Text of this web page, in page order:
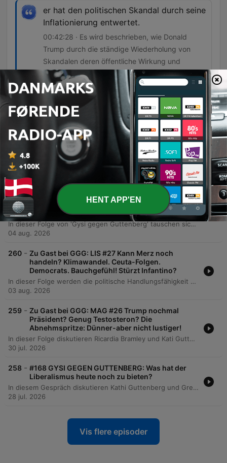
er hat den politischen Skandal durch seine
Inflationierung entwertet.
00:42:28 · Es wird beschrieben, wie Donald
Trump durch die ständige Wiederholung von
Skandalen deren öffentliche Wirkung und
Empörungswert reduziert hat.
Episoder
262 - Zu Gast bei GGG: MAG #27 Keine Steuern für
Trump?, Von Democrat zu Socialist, Hollywood
ohne Frauen?, 100.000$ Tweets!
In dieser Folge von 'Make America Good Again' diskutieren Ricardia Bramley und Katja Guttenberg aktuelle US-Schlagzeilen, darunter die Nominierung von Todd Blanche zum Justizminister sowie die politische Radikalisierung innerhalb der US-Demokraten durch Gruppen wie die DSA. Zudem werden kuriose 'Only in America'-Geschichten über eine Boa Constrictor im Unterricht und einen Waschbären in Seattle präsentiert. Darüber hinaus thematisieren die Podcaster die Repräsentation von Minderheiten und Ästhetik im Film, wobei sie den Bechdel-Test kritisch hinterfragen. Abschließend wird die mediale Strategie von Donald Trump bezüglich 'Truth Social' sowie die zunehmende Kommerzialisierung politischer Ereignisse besprochen.
06 aug. 2026
261 - #169 GYSI GEGEN GUTTENBERG: Sommer statt
Politik. Zwischen Rückzug, Reisen und
Erinnerungen
In dieser Folge von 'Gysi gegen Guttenberg' tauschen sich die Moderatoren auf eine sehr persönliche Weise über den Sommer aus. Sie beantworten Fragen der Zuhörer zu Themen wie sommerlichen Bildern, Reiseerlebnissen in Grönland oder den USA sowie persönlichen Erinnerungen an Gerüche und Musik. Anschließend folgt eine Blitzrunde über sommerliche Vorlieben, von Getränken und Landschaften bis hin zu Lieblingsessen und Gerüchen. Die Episode endet mit einem Ausblick auf kommende Live-Termine im Herbst und Winter sowie Informationen zu Kontaktmöglichkeiten für die Hörer.
04 aug. 2026
260 - Zu Gast bei GGG: LIS #27 Kann Merz noch
handeln? Klimawandel. Ceuta-Folgen.
Democrats. Bauchgefühl! Stürzt Infantino?
In dieser Folge werden die politische Handlungsfähigkeit von Friedrich Merz nach Regierungsveränderungen sowie die zunehmende Gefährdung Europas durch den Klimawandel und die Notwendigkeit internationaler Koalitionen thematisiert. Zudem wird die aktuelle Lage in den USA analysiert, von der Migrationskrise an Ceuta bis hin zu potenziellen Präsidentschaftskandidaten für 2028. Darüber hinaus beleuchtet der Podcast die Senatsanhörung von Dr. Anthony Fauci und die Spannung zwischen Datenfixierung und Intuition. Abschließend werden die Machtkämpfe innerhalb der FIFA unter Gianni Infantino sowie ein Nachruf auf den italienischen Fußballer Franco Baresi behandelt.
03 aug. 2026
259 - Zu Gast bei GGG: MAG #26 Trump nochmal
Präsident? Genug Testosteron? Die
Abnehmspritze: Dünner-aber nicht lustiger!
In dieser Folge diskutieren Ricardia Bramley und Kati Guttenberg über den Trend des 'Looksmaxing' und die zunehmende körperliche Selbstoptimierung. Sie beleuchten dabei die kulturellen Unterschiede zwischen der US-amerikanischen Eigenverantwortung und dem europäischen Solidarsystem sowie Phänomene wie Biohacking, extreme chirurgische Eingriffe und den Markt für Nahrungsergänzungsmittel. Zudem thematisieren sie politische Ereignisse wie das White House Correspondents' Dinner, die Debatte um Testosteron-Shots im US-Militär und kuriose 'Only in America'-Momente. Die Episode schließt mit Medienempfehlungen zur biologischen Verjüngung und einer Verabschiedung in die Sommerpause.
30 jul. 2026
258 - #168 GYSI GEGEN GUTTENBERG: Was hat der
Liberalismus heute noch zu bieten?
In diesem Gespräch diskutieren Kathi Guttenberg und Gregor Gysi über die verschiedenen Flügel des Liberalismus in Deutschland, die aktuelle Lage der FDP sowie die Notwendigkeit, die soziale Marktwirtschaft und die politische Mitte zu schützen. Dabei thematisieren sie insbesondere die Steuergerechtigkeit zwischen Top-Verdienern und dem Mittelstand. Die Diskussion erweitert sich auf gesellschaftliche Spannungsfelder wie die Reform der Schenkungssteuer, die Bedeutung von Toleranz im politischen Diskurs sowie die Rolle des Bundesverfassungsgerichts. Abschließend werden Themen wie die Einführung eines sozialen Pflichtjahres anstelle der Wehrpflicht sowie zukünftige Podcast-Projekte und Live-Termine besprochen.
28 jul. 2026
Vis flere episoder
HENT APP'EN